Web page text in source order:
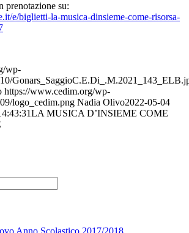
prenotazione su:
e/biglietti-la-musica-dinsieme-come-risorsa-
wp-
https://www.cedim.org/wp-
logo_cedim.png Nadia Olivo2022-05-04
LA MUSICA D’INSIEME COME